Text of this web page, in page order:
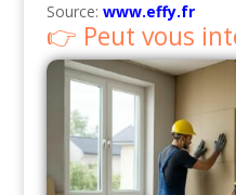
Source: www.effy.fr
Peut vous